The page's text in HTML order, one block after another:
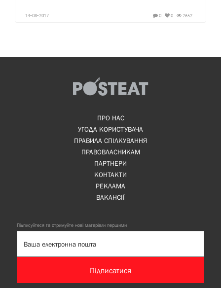
14-08-2017 2652
0
0
ПРО НАС
УГОДА КОРИСТУВАЧА
ПРАВИЛА СПІЛКУВАННЯ
ПРАВОВЛАСНИКАМ
ПАРТНЕРИ
КОНТАКТИ
РЕКЛАМА
ВАКАНСІЇ
Підписуйтеся та отримуйте нові матеріали першими
Підписатися